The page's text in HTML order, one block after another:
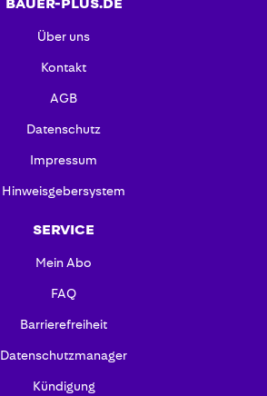
Über uns
Kontakt
AGB
Datenschutz
Impressum
Hinweisgebersystem
SERVICE
Mein Abo
FAQ
Barrierefreiheit
Datenschutzmanager
Kündigung